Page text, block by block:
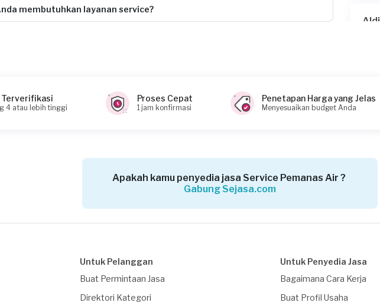
membutuhkan layanan service?
11
13
Terverifikasi
4 atau lebih tinggi
Proses Cepat
1 jam konfirmasi
Penetapan Harga yang Jelas
Menyesuaikan budget Anda
Apakah kamu penyedia jasa Service Pemanas Air ?
Gabung Sejasa.com
Untuk Pelanggan
Buat Permintaan Jasa
Direktori Kategori
Untuk Penyedia Jasa
Bagaimana Cara Kerja
Buat Profil Usaha